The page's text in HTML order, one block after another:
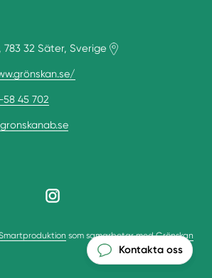
32 Säter, Sverige
58 45 702
som samarbetar medGrönskan
Kontakta oss